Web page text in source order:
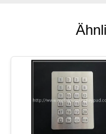
PRIVACY
POLICY